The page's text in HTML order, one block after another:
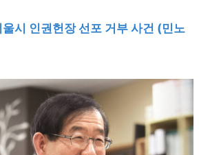
시 인권헌장 선포 거부 사건 (민노